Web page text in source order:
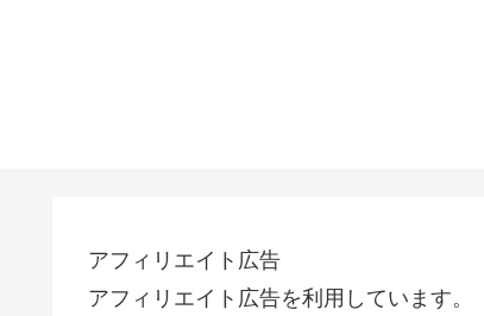
アフィリエイト広告
アフィリエイト広告を利用しています。